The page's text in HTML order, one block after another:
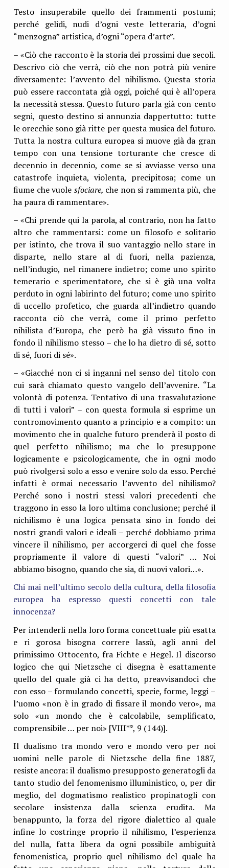
Testo insuperabile quello dei frammenti postumi;
perché gelidi, nudi d’ogni veste letteraria, d’ogni
“menzogna” artistica, d’ogni “opera d’arte”.
– «Ciò che racconto è la storia dei prossimi due secoli.
Descrivo ciò che verrà, ciò che non potrà più venire
diversamente: l’avvento del nihilismo. Questa storia
può essere raccontata già oggi, poiché qui è all’opera
la necessità stessa. Questo futuro parla già con cento
segni, questo destino si annunzia dappertutto: tutte
le orecchie sono già ritte per questa musica del futuro.
Tutta la nostra cultura europea si muove già da gran
tempo con una tensione torturante che cresce di
decennio in decennio, come se si avviasse verso una
catastrofe inquieta, violenta, precipitosa; come un
fiume che vuole sfociare, che non si rammenta più, che
ha paura di rammentare».
– «Chi prende qui la parola, al contrario, non ha fatto
altro che rammentarsi: come un filosofo e solitario
per istinto, che trova il suo vantaggio nello stare in
disparte, nello stare al di fuori, nella pazienza,
nell’indugio, nel rimanere indietro; come uno spirito
temerario e sperimentatore, che si è già una volta
perduto in ogni labirinto del futuro; come uno spirito
di uccello profetico, che guarda all’indietro quando
racconta ciò che verrà, come il primo perfetto
nihilista d’Europa, che però ha già vissuto fino in
fondo il nihilismo stesso – che lo ha dietro di sé, sotto
di sé, fuori di sé».
– «Giacché non ci si inganni nel senso del titolo con
cui sarà chiamato questo vangelo dell’avvenire. “La
volontà di potenza. Tentativo di una trasvalutazione
di tutti i valori” – con questa formula si esprime un
contromovimento quanto a principio e a compito: un
movimento che in qualche futuro prenderà il posto di
quel perfetto nihilismo; ma che lo presuppone
logicamente e psicologicamente, che in ogni modo
può rivolgersi solo a esso e venire solo da esso. Perché
infatti è ormai necessario l’avvento del nihilismo?
Perché sono i nostri stessi valori precedenti che
traggono in esso la loro ultima conclusione; perché il
nichilismo è una logica pensata sino in fondo dei
nostri grandi valori e ideali – perché dobbiamo prima
vincere il nihilismo, per accorgerci di quel che fosse
propriamente il valore di questi “valori” … Noi
abbiamo bisogno, quando che sia, di nuovi valori…».
Chi mai nell’ultimo secolo della cultura, della filosofia
europea ha espresso questi concetti con tale
innocenza?
Per intenderli nella loro forma concettuale più esatta
e ri gorosa bisogna correre lassù, agli anni del
primissimo Ottocento, fra Fichte e Hegel. Il discorso
logico che qui Nietzsche ci disegna è esattamente
quello del quale già ci ha detto, preavvisandoci che
con esso – formulando concetti, specie, forme, leggi –
l’uomo «non è in grado di fissare il mondo vero», ma
solo «un mondo che è calcolabile, semplificato,
comprensibile … per noi» [VIII**, 9 (144)].
Il dualismo tra mondo vero e mondo vero per noi
uomini nelle parole di Nietzsche della fine 1887,
resiste ancora: il dualismo presupposto generatogli da
tanto studio del fenomenismo illuministico, o, per dir
meglio, del dogmatìsmo realistico propinatogli con
secolare insistenza dalla scienza erudita. Ma
benappunto, la forza del rigore dialettico al quale
infine lo costringe proprio il nihilismo, l’esperienza
del nulla, fatta libera da ogni possibile ambiguità
fenomenistica, proprio quel nihilismo del quale ha